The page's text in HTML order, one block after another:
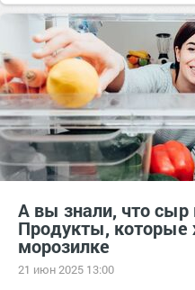
#дизайн #душ #зеркало
#пароочиститель
А вы знали, что
Продукты, которые
морозилке
21 июн 2025 13:00